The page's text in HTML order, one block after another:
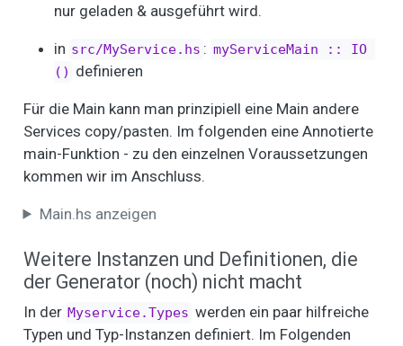
nur geladen & ausgeführt wird.
in src/MyService.hs : myServiceMain :: IO
() definieren
Für die Main kann man prinzipiell eine Main andere
Services copy/pasten. Im folgenden eine Annotierte
main-Funktion - zu den einzelnen Voraussetzungen
kommen wir im Anschluss.
Main.hs anzeigen
Weitere Instanzen und Definitionen, die
der Generator (noch) nicht macht
In der Myservice.Types werden ein paar hilfreiche
Typen und Typ-Instanzen definiert. Im Folgenden